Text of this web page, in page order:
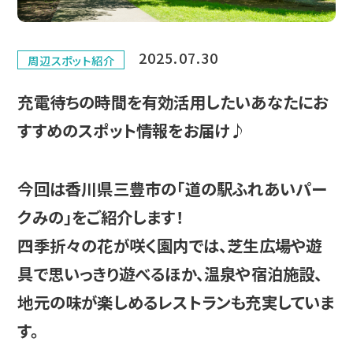
周辺スポット紹介 2025.07.30
充電待ちの時間を有効活用したいあなたにお
すすめのスポット情報をお届け♪
今回は香川県三豊市の「道の駅ふれあいパー
クみの」をご紹介します！
四季折々の花が咲く園内では、芝生広場や遊
具で思いっきり遊べるほか、温泉や宿泊施設、
地元の味が楽しめるレストランも充実していま
す。